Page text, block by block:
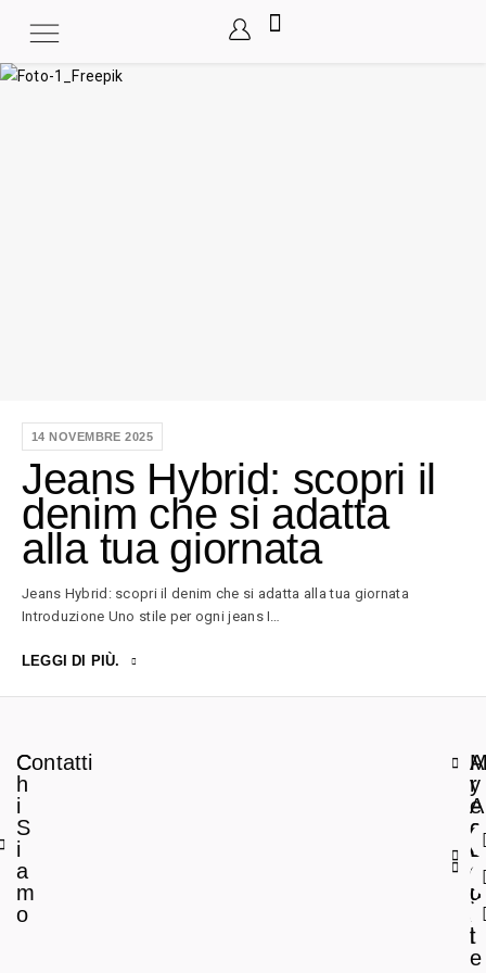
14 NOVEMBRE 2025
Jeans Hybrid: scopri il
denim che si adatta
alla tua giornata
Jeans Hybrid: scopri il denim che si adatta alla tua giornata
Introduzione Uno stile per ogni jeans I…
LEGGI DI PIÙ.
C
h
i
S
i
a
m
o
Contatti
A
r
e
a
L
e
g
l
e
y
A
c
c
o
u
t